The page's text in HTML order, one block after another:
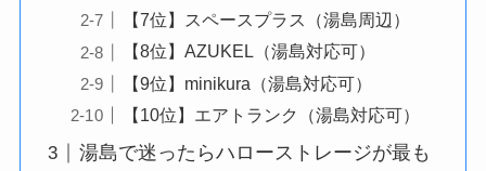
【7位】スペースプラス（湯島周辺）
【8位】AZUKEL（湯島対応可）
【9位】minikura（湯島対応可）
【10位】エアトランク（湯島対応可）
湯島で迷ったらハローストレージが最も